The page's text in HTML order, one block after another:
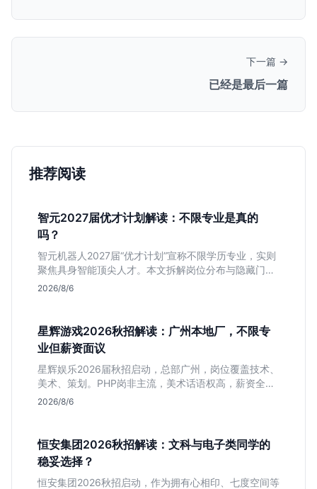
下一篇 →
已经是最后一篇
推荐阅读
智元2027届优才计划解读：不限专业是真的
吗？
智元机器人2027届“优才计划”宣称不限学历专业，实则
聚焦具身智能顶尖人才。本文拆解岗位分布与隐藏门
槛，分析算法、仿真等核心方向，帮你判断是否值得投
2026/8/6
星辉游戏2026秋招解读：广州本地厂，不限专
业但薪资面议
星辉娱乐2026届秋招启动，总部广州，岗位覆盖技术、
美术、策划。PHP岗非主流，美术话语权高，薪资全面
面议。适合想接触项目全流程的应届生，追求大厂光环
2026/8/6
恒安集团2026秋招解读：文科与电子类同学的
稳妥选择？
恒安集团2026秋招启动，作为拥有心相印、七度空间等